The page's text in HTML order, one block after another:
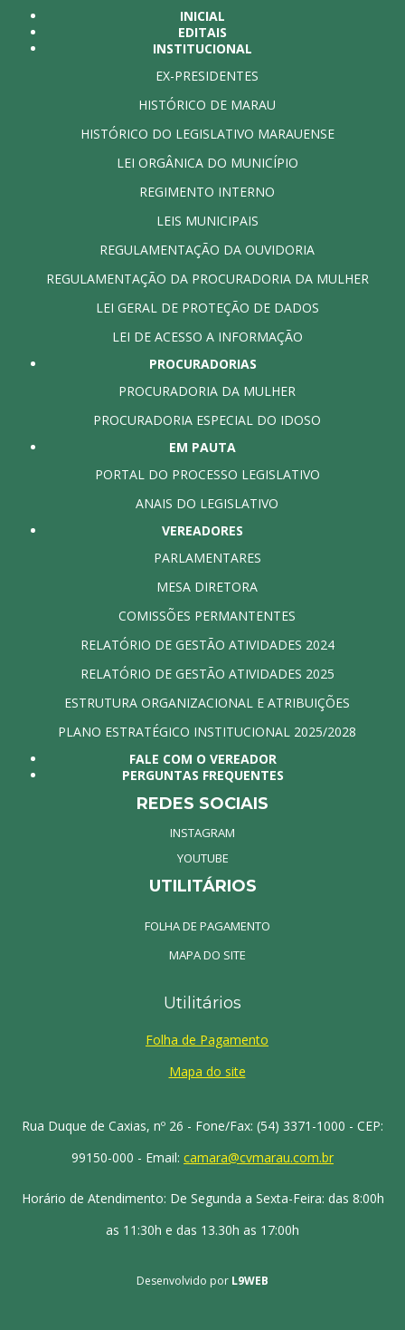
INICIAL
EDITAIS
INSTITUCIONAL
EX-PRESIDENTES
HISTÓRICO DE MARAU
HISTÓRICO DO LEGISLATIVO MARAUENSE
LEI ORGÂNICA DO MUNICÍPIO
REGIMENTO INTERNO
LEIS MUNICIPAIS
REGULAMENTAÇÃO DA OUVIDORIA
REGULAMENTAÇÃO DA PROCURADORIA DA MULHER
LEI GERAL DE PROTEÇÃO DE DADOS
LEI DE ACESSO A INFORMAÇÃO
PROCURADORIAS
PROCURADORIA DA MULHER
PROCURADORIA ESPECIAL DO IDOSO
EM PAUTA
PORTAL DO PROCESSO LEGISLATIVO
ANAIS DO LEGISLATIVO
VEREADORES
PARLAMENTARES
MESA DIRETORA
COMISSÕES PERMANTENTES
RELATÓRIO DE GESTÃO ATIVIDADES 2024
RELATÓRIO DE GESTÃO ATIVIDADES 2025
ESTRUTURA ORGANIZACIONAL E ATRIBUIÇÕES
PLANO ESTRATÉGICO INSTITUCIONAL 2025/2028
FALE COM O VEREADOR
PERGUNTAS FREQUENTES
REDES SOCIAIS
INSTAGRAM
YOUTUBE
UTILITÁRIOS
FOLHA DE PAGAMENTO
MAPA DO SITE
Utilitários
Folha de Pagamento
Mapa do site
Rua Duque de Caxias, nº 26 - Fone/Fax: (54) 3371-1000 - CEP:
99150-000 - Email: camara@cvmarau.com.br
Horário de Atendimento: De Segunda a Sexta-Feira: das 8:00h
as 11:30h e das 13.30h as 17:00h
Desenvolvido por L9WEB